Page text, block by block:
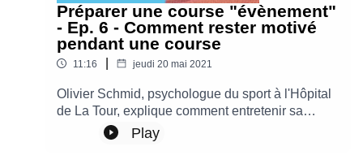
Préparer une course "évènement"
- Ep. 6 - Comment rester motivé
pendant une course
11:16 jeudi 20 mai 2021
Olivier Schmid, psychologue du sport à l'Hôpital
de La Tour, explique comment entretenir sa
motivation lors d'une épreuve et gérer les
nombreux facteurs de stress qui peuvent survenir
Play